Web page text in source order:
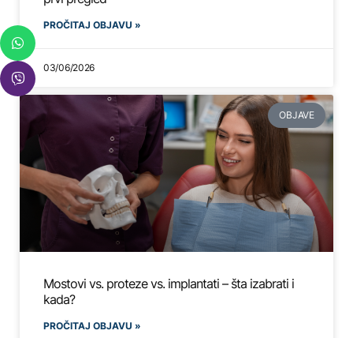
PROČITAJ OBJAVU »
03/06/2026
OBJAVE
Mostovi vs. proteze vs. implantati – šta izabrati i
kada?
PROČITAJ OBJAVU »